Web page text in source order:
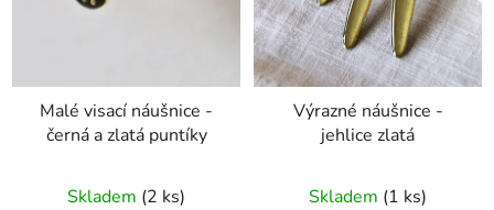
Malé visací náušnice -
černá a zlatá puntíky
Skladem (2 ks)
Výrazné náušnice -
jehlice zlatá
Skladem (1 ks)